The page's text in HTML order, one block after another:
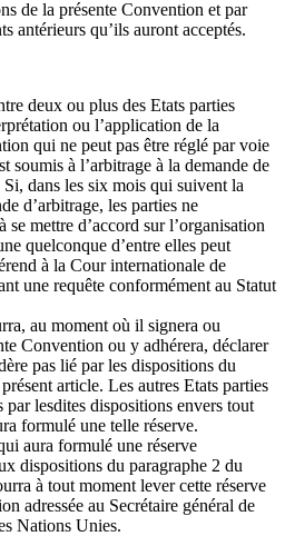
de la présente Convention et par
antérieurs qu’ils auront acceptés.
deux ou plus des Etats parties
ou l’application de la
qui ne peut pas être réglé par voie
soumis à l’arbitrage à la demande de
Si, dans les six mois qui suivent la
d’arbitrage, les parties ne
se mettre d’accord sur l’organisation
quelconque d’entre elles peut
à la Cour internationale de
une requête conformément au Statut
au moment où il signera ou
Convention ou y adhérera, déclarer
pas lié par les dispositions du
article. Les autres Etats parties
par lesdites dispositions envers tout
formulé une telle réserve.
aura formulé une réserve
dispositions du paragraphe 2 du
à tout moment lever cette réserve
adressée au Secrétaire général de
Nations Unies.